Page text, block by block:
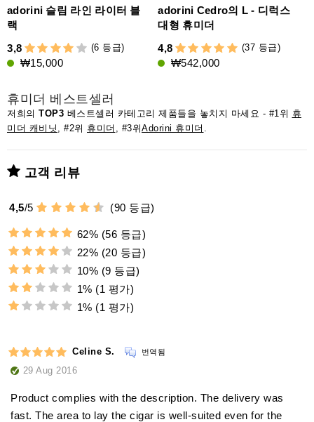
adorini 슬림 라인 라이터 블
랙
3,8
(6 등급)
₩15,000
adorini Cedro의 L - 디럭스
대형 휴미더
4,8
(37 등급)
₩542,000
휴미더 베스트셀러
저희의 TOP3 베스트셀러 카테고리 제품들을 놓치지 마세요 - #1위 휴
미더 캐비닛 , #2위 휴미더 , #3위Adorini 휴미더 .
고객 리뷰
4,5/5 (90 등급)
62% (56 등급)
22% (20 등급)
10% (9 등급)
1% (1 평가)
1% (1 평가)
Celine S. 번역됨
29 Aug 2016
Product complies with the description. The delivery was
fast. The area to lay the cigar is well-suited even for the